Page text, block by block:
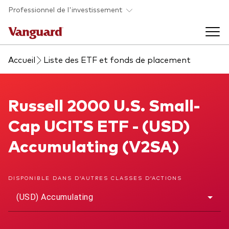
Skip to main content
Professionnel de l'investissement
Fonds et ETFs
Tous les produits
Analyses et événements
Back to main menu
À propos de Vanguard
À propos de Vanguard
Accueil Liste des ETF et fonds de placement
Russell 2000 U.S. Small-Cap UCITS ETF
Russell 2000 U.S. Small-
Cap UCITS ETF - (USD)
Accumulating (V2SA)
DISPONIBLE DANS D’AUTRES CLASSES D’ACTIONS
(USD) Accumulating